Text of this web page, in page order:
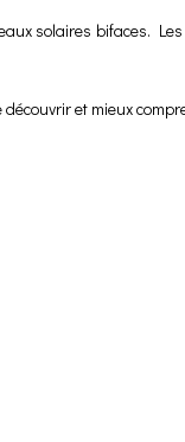
solaires bifaces.
et mieux